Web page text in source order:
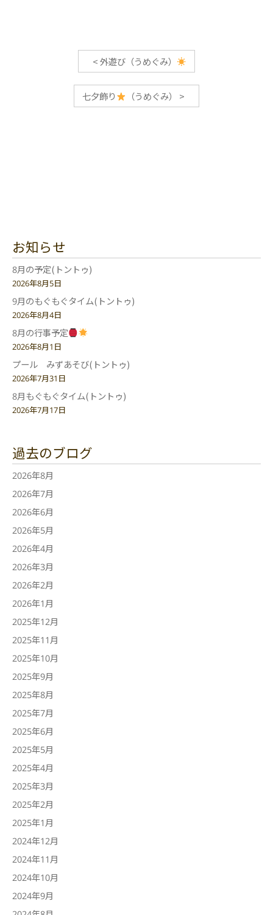
<外遊び（うめぐみ）
七夕飾り （うめぐみ） >
お知らせ
8月の予定(トントゥ)
2026年8月5日
9月のもぐもぐタイム(トントゥ)
2026年8月4日
8月の行事予定
2026年8月1日
プール みずあそび(トントゥ)
2026年7月31日
8月もぐもぐタイム(トントゥ)
2026年7月17日
過去のブログ
2026年8月
2026年7月
2026年6月
2026年5月
2026年4月
2026年3月
2026年2月
2026年1月
2025年12月
2025年11月
2025年10月
2025年9月
2025年8月
2025年7月
2025年6月
2025年5月
2025年4月
2025年3月
2025年2月
2025年1月
2024年12月
2024年11月
2024年10月
2024年9月